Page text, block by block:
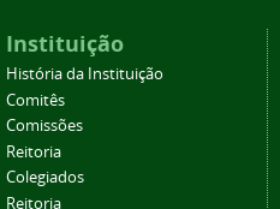
Instituição
História da Instituição
Comitês
Comissões
Reitoria
Colegiados
Reitoria